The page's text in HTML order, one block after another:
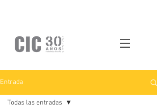
Entrada
Todas las entradas